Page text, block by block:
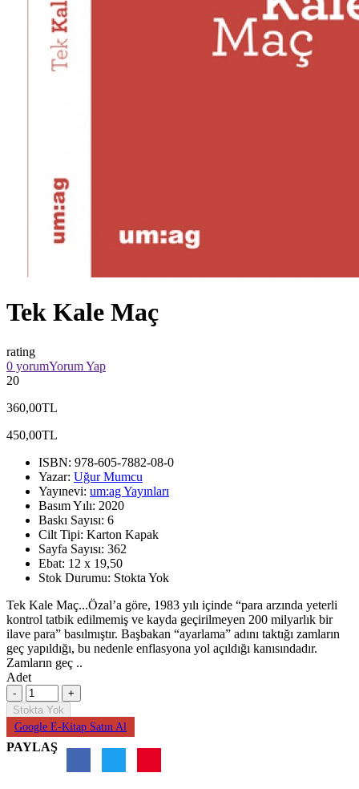
Tek Kale Maç
rating
0 yorumYorum Yap
20
360,00TL
450,00TL
ISBN: 978-605-7882-08-0
Yazar: Uğur Mumcu
Yayınevi: um:ag Yayınları
Basım Yılı: 2020
Baskı Sayısı: 6
Cilt Tipi: Karton Kapak
Sayfa Sayısı: 362
Ebat: 12 x 19,50
Stok Durumu: Stokta Yok
Tek Kale Maç...Özal’a göre, 1983 yılı içinde “para arzında yeterli
kontrol tatbik edilmemiş ve kayda geçirilmeyen 200 milyarlık bir
ilave para” basılmıştır. Başbakan “ayarlama” adını taktığı zamların
geç yapıldığı, bu nedenle enflasyona yol açıldığı kanısındadır.
Zamların geç ..
Adet
Stokta Yok
Google E-Kitap Satın Al
PAYLAŞ